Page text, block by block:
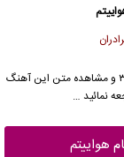
با کیفیت ۱۲۸ و ۳۲۰ و مشاهده متن این آهنگ
نمائید …
هواییتم